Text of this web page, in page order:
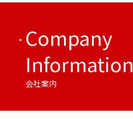
Company
Information
会社案内